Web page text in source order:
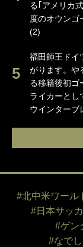
る｢アメリカ
度のオウンゴ
(2)
福田師王ドイ
がります。や
る移籍後初ゴ
ライカーとし
ウインターブ
#北中米ワール
#日本サッ
#ゲン
#なで